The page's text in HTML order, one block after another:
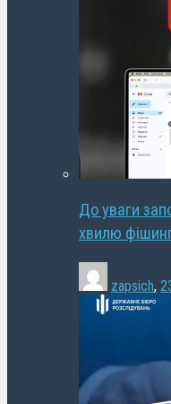
До уваги
хвилю
zapsich,